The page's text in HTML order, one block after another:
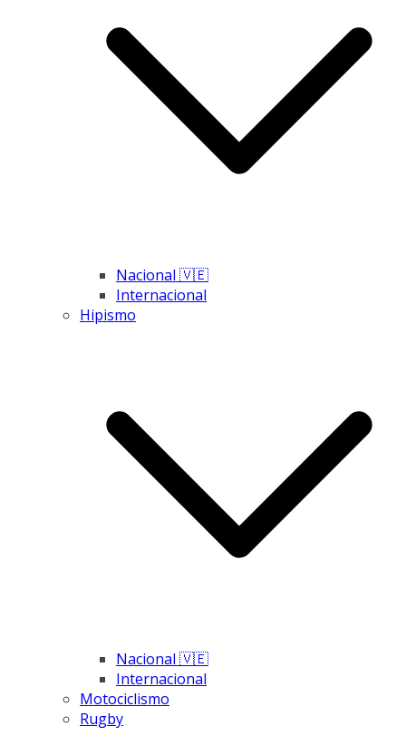
Nacional 🇻🇪
Internacional
Hipismo
Nacional 🇻🇪
Internacional
Motociclismo
Rugby